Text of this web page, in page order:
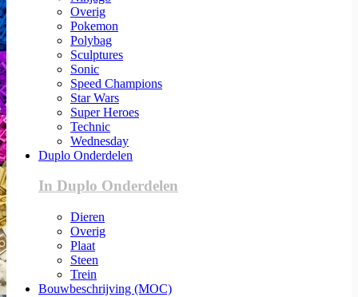
Overig
Pokemon
Polybag
Sculptures
Sonic
Speed Champions
Star Wars
Super Heroes
Technic
Wednesday
Duplo Onderdelen
In Duplo Onderdelen
Dieren
Overig
Plaat
Steen
Trein
Bouwbeschrijving (MOC)